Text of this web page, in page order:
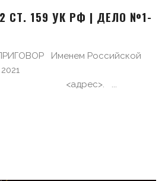
СТ. 159 УК РФ | ДЕЛО №1-
Именем Российской
...